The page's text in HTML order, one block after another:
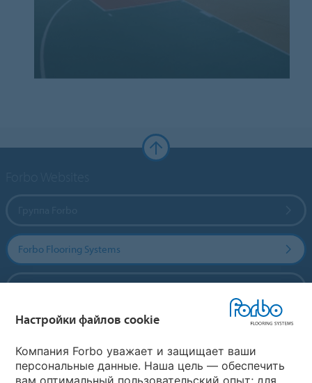
Forbo Flooring Systems
Выберите страну
Настройки файлов cookie
Компания Forbo уважает и защищает ваши
персональные данные. Наша цель — обеспечить
вам оптимальный пользовательский опыт; для